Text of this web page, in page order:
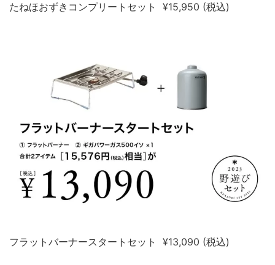
たねほおずきコンプリートセット ¥15,950 (税込)
フラットバーナースタートセット ¥13,090 (税込)